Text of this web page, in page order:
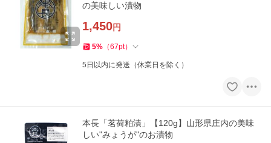
の美味しい漬物
1,450円
5% （67pt）
5日以内に発送（休業日を除く）
本長「茗荷粕漬」【120g】山形県庄内の美味
しい"みょうが"のお漬物